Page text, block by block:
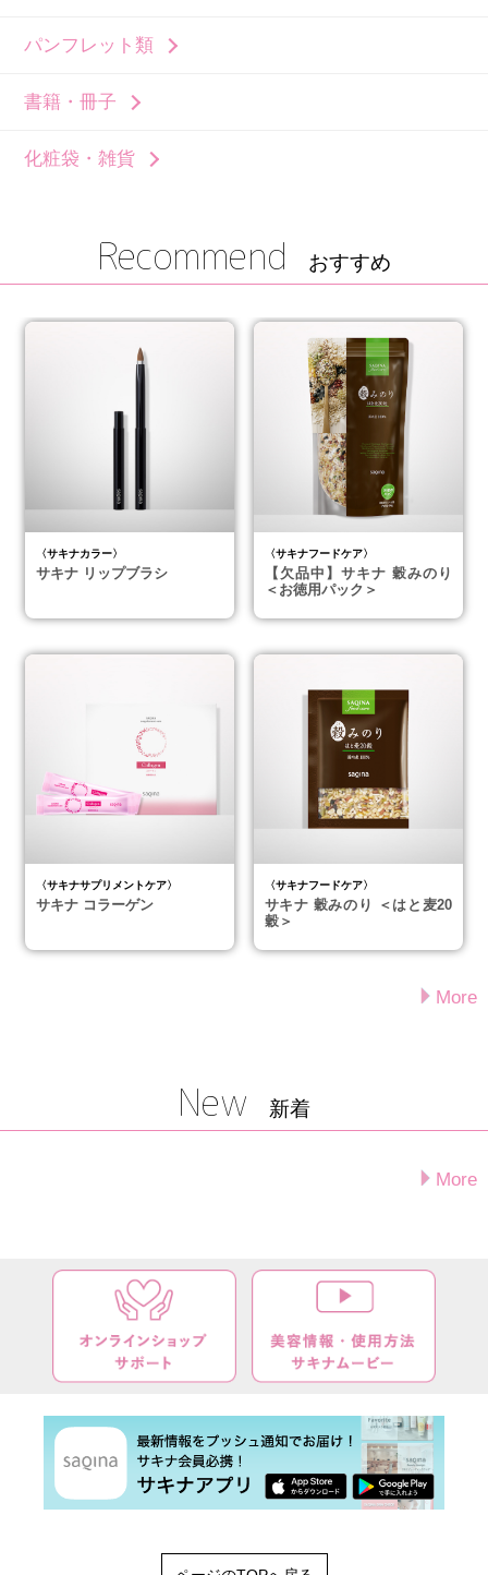
パンフレット類
書籍・冊子
化粧袋・雑貨
Recommend おすすめ
〈サキナカラー〉
サキナ リップブラシ
〈サキナフードケア〉
【欠品中】サキナ 穀みのり
＜お徳用パック＞
〈サキナサプリメントケア〉
サキナ コラーゲン
〈サキナフードケア〉
サキナ 穀みのり ＜はと麦20
穀＞
More
New 新着
More